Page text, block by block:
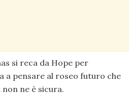
si reca da Hope per
a pensare al roseo futuro che
ne è sicura.